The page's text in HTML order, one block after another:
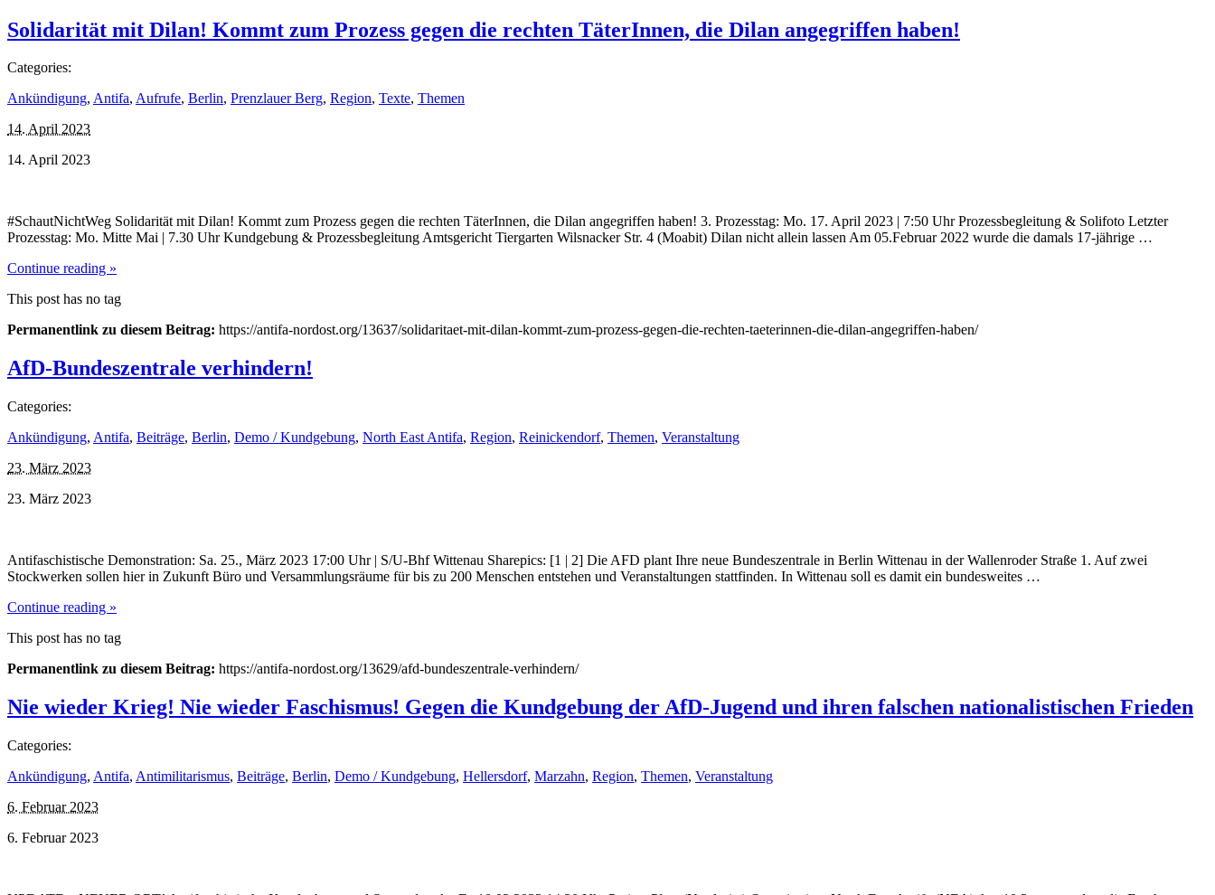
Solidarität mit Dilan! Kommt zum Prozess gegen die rechten TäterInnen, die Dilan angegriffen haben!
Categories:
Ankündigung, Antifa, Aufrufe, Berlin, Prenzlauer Berg, Region, Texte, Themen
14. April 2023
14. April 2023
#SchautNichtWeg Solidarität mit Dilan! Kommt zum Prozess gegen die rechten TäterInnen, die Dilan angegriffen haben! 3. Prozesstag: Mo. 17. April 2023 | 7:50 Uhr Prozessbegleitung & Solifoto Letzter
Prozesstag: Mo. Mitte Mai | 7.30 Uhr Kundgebung & Prozessbegleitung Amtsgericht Tiergarten Wilsnacker Str. 4 (Moabit) Dilan nicht allein lassen Am 05.Februar 2022 wurde die damals 17-jährige …
Continue reading »
This post has no tag
Permanentlink zu diesem Beitrag: https://antifa-nordost.org/13637/solidaritaet-mit-dilan-kommt-zum-prozess-gegen-die-rechten-taeterinnen-die-dilan-angegriffen-haben/
AfD-Bundeszentrale verhindern!
Categories:
Ankündigung, Antifa, Beiträge, Berlin, Demo / Kundgebung, North East Antifa, Region, Reinickendorf, Themen, Veranstaltung
23. März 2023
23. März 2023
Antifaschistische Demonstration: Sa. 25., März 2023 17:00 Uhr | S/U-Bhf Wittenau Sharepics: [1 | 2] Die AFD plant Ihre neue Bundeszentrale in Berlin Wittenau in der Wallenroder Straße 1. Auf zwei
Stockwerken sollen hier in Zukunft Büro und Versammlungsräume für bis zu 200 Menschen entstehen und Veranstaltungen stattfinden. In Wittenau soll es damit ein bundesweites …
Continue reading »
This post has no tag
Permanentlink zu diesem Beitrag: https://antifa-nordost.org/13629/afd-bundeszentrale-verhindern/
Nie wieder Krieg! Nie wieder Faschismus! Gegen die Kundgebung der AfD-Jugend und ihren falschen nationalistischen Frieden
Categories:
Ankündigung, Antifa, Antimilitarismus, Beiträge, Berlin, Demo / Kundgebung, Hellersdorf, Marzahn, Region, Themen, Veranstaltung
6. Februar 2023
6. Februar 2023